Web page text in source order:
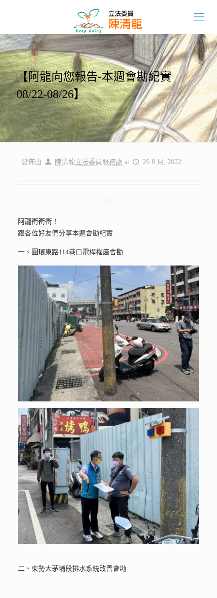
【阿龍向您報告-本週會勘紀實
08/22-08/26】
發佈由 陳清龍立法委員服務處 at 26 8 月, 2022
阿龍衝衝衝！
跟各位好友們分享本週會勘紀實
一、圓環東路114巷口電桿權屬會勘
二、東勢大茅埔段排水系統改善會勘